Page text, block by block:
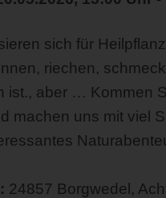
sich für
riechen,
ist., aber … Kommen
machen uns mit viel
24857 Borgwedel,